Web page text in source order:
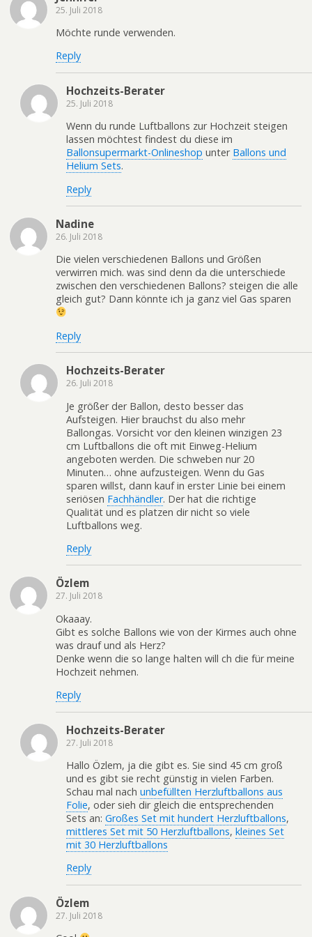
25. Juli 2018
Möchte runde verwenden.
Reply
Hochzeits-Berater
25. Juli 2018
Wenn du runde Luftballons zur Hochzeit steigen
lassen möchtest findest du diese im
Ballonsupermarkt-Onlineshop unter Ballons und
Helium Sets.
Reply
Nadine
26. Juli 2018
Die vielen verschiedenen Ballons und Größen
verwirren mich. was sind denn da die unterschiede
zwischen den verschiedenen Ballons? steigen die alle
gleich gut? Dann könnte ich ja ganz viel Gas sparen
Reply
Hochzeits-Berater
26. Juli 2018
Je größer der Ballon, desto besser das
Aufsteigen. Hier brauchst du also mehr
Ballongas. Vorsicht vor den kleinen winzigen 23
cm Luftballons die oft mit Einweg-Helium
angeboten werden. Die schweben nur 20
Minuten… ohne aufzusteigen. Wenn du Gas
sparen willst, dann kauf in erster Linie bei einem
seriösen Fachhändler. Der hat die richtige
Qualität und es platzen dir nicht so viele
Luftballons weg.
Reply
Özlem
27. Juli 2018
Okaaay.
Gibt es solche Ballons wie von der Kirmes auch ohne
was drauf und als Herz?
Denke wenn die so lange halten will ch die für meine
Hochzeit nehmen.
Reply
Hochzeits-Berater
27. Juli 2018
Hallo Özlem, ja die gibt es. Sie sind 45 cm groß
und es gibt sie recht günstig in vielen Farben.
Schau mal nach unbefüllten Herzluftballons aus
Folie, oder sieh dir gleich die entsprechenden
Sets an: Großes Set mit hundert Herzluftballons,
mittleres Set mit 50 Herzluftballons, kleines Set
mit 30 Herzluftballons
Reply
Özlem
27. Juli 2018